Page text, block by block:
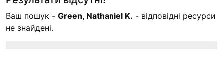
Ваш пошук - Green, Nathaniel K. - відповідні ресурси
не знайдені.